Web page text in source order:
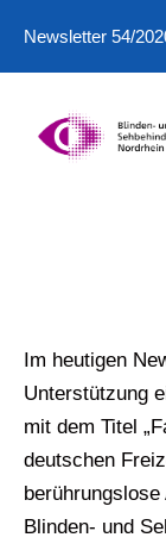
Newsletter 54/
Im heutigen
Unterstützung
mit dem Titel
deutschen
Blinden- und